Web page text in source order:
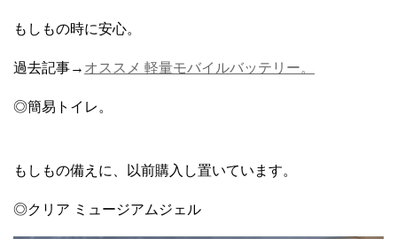
もしもの時に安心。
過去記事→ オススメ 軽量モバイルバッテリー。
◎簡易トイレ。
もしもの備えに、以前購入し置いています。
◎クリア ミュージアムジェル